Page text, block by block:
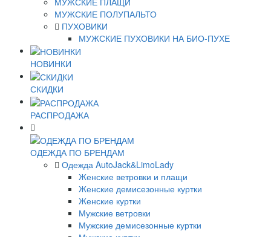
МУЖСКИЕ ПОЛУПАЛЬТО
ПУХОВИКИ
МУЖСКИЕ ПУХОВИКИ НА БИО-ПУХЕ
НОВИНКИ
СКИДКИ
РАСПРОДАЖА
ОДЕЖДА ПО БРЕНДАМ
Одежда AutoJack&LimoLady
Женские ветровки и плащи
Женские демисезонные куртки
Женские куртки
Мужские ветровки
Мужские демисезонные куртки